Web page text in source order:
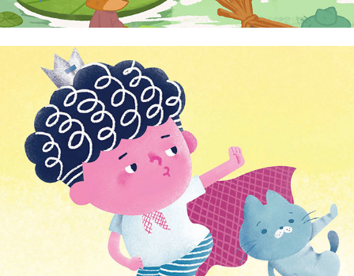
Domz Agsaway